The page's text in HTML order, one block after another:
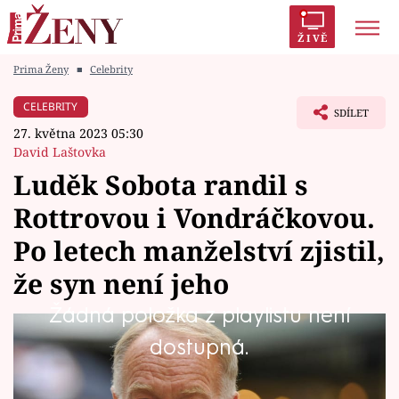
ŽIVĚ
Módní alarm
Témata
Celebrity
Vztahy
Seriály
Prima Ženy ■ Celebrity
CELEBRITY
27. května 2023 05:30
David Laštovka
SDÍLET
Luděk Sobota randil s
Rottrovou i Vondráčkovou.
Po letech manželství zjistil,
že syn není jeho
Žádná položka z playlistu není
dostupná.
Herec Luděk Sobota, který slaví osmdesáté
narozeniny, v mládí rozhodně nebyl žádné
neviňátko. Přízeň fanynek si dokázal náležitě